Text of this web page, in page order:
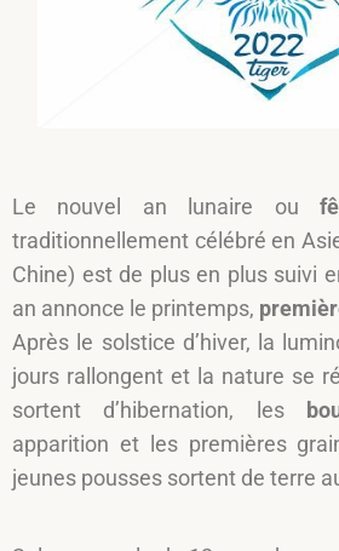
Le nouvel an lunaire ou
traditionnellement célébré en
Chine) est de plus en plus suivi
an annonce le printemps,
Après le solstice d’hiver, la
jours rallongent et la nature se
sortent d’hibernation, les
apparition et les premières
jeunes pousses sortent de terre